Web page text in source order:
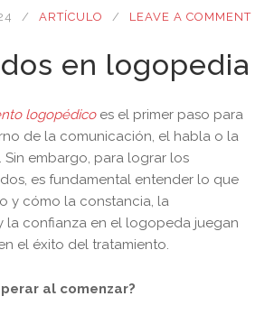
ARTÍCULO LEAVE A COMMENT
en logopedia
logopédico es el primer paso para
de la comunicación, el habla o la
embargo, para lograr los
es fundamental entender lo que
y cómo la constancia, la
la confianza en el logopeda juegan
el éxito del tratamiento.
al comenzar?